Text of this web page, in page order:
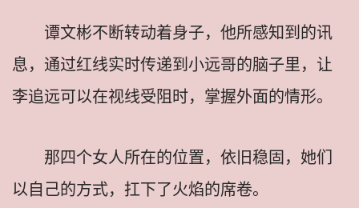
谭文彬不断转动着身子，他所感知到的讯
息，通过红线实时传递到小远哥的脑子里，让
李追远可以在视线受阻时，掌握外面的情形。
那四个女人所在的位置，依旧稳固，她们
以自己的方式，扛下了火焰的席卷。